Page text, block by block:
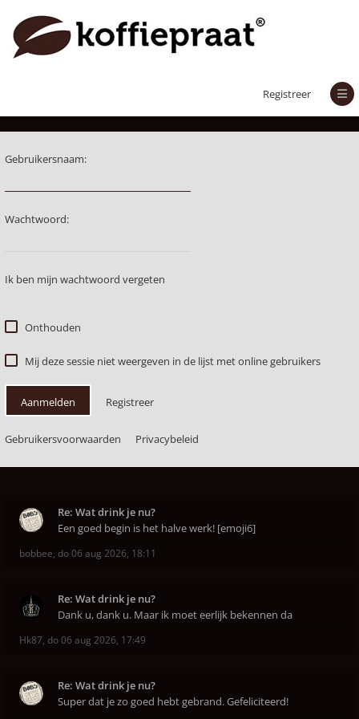
Registreer
Gebruikersnaam:
Wachtwoord:
Ik ben mijn wachtwoord vergeten
Onthouden
Mij deze sessie niet weergeven in de lijst met online gebruikers
Aanmelden Registreer
Gebruikersvoorwaarden Privacybeleid
Re: Wat drink je nu?
Een goed begin is het halve werk! [emoji6]
bobbee, do 06 aug 2026, 18:11
Re: Wat drink je nu?
Dank u, dank u. Maar ik moet eerlijk bekennen da
Hk87, do 06 aug 2026, 17:49
Re: Wat drink je nu?
Super dat je zo goed hebt gebrand. Gefeliciteerd!